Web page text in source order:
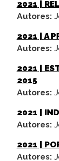
2021 |
Autores:
2021 | A
Autores:
2021 |
2015
Autores:
2021 |
Autores:
2021 |
Autores: